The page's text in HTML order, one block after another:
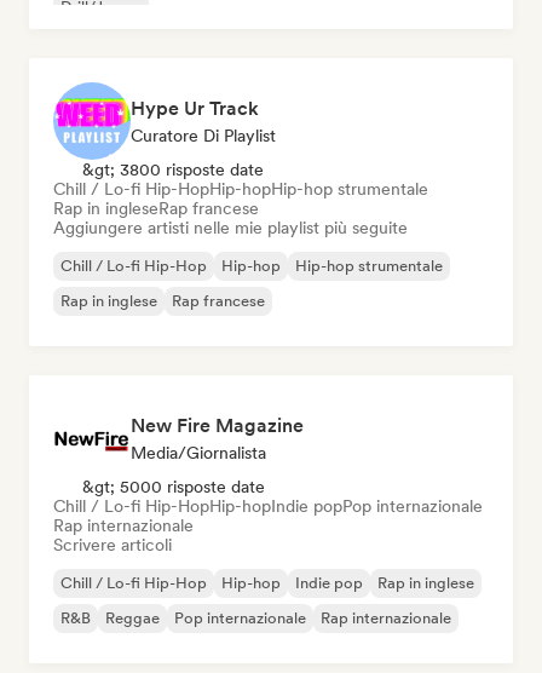
Drill/Jersey
Hype Ur Track
Curatore Di Playlist
&gt; 3800 risposte date
Chill / Lo-fi Hip-HopHip-hopHip-hop strumentale
Rap in ingleseRap francese
Aggiungere artisti nelle mie playlist più seguite
Chill / Lo-fi Hip-Hop Hip-hop
Hip-hop strumentale
Rap in inglese
Rap francese
New Fire Magazine
Media/Giornalista
&gt; 5000 risposte date
Chill / Lo-fi Hip-HopHip-hopIndie popPop internazionale
Rap internazionale
Scrivere articoli
Chill / Lo-fi Hip-Hop Hip-hop Indie pop
Rap in inglese
R&B
Reggae Pop internazionale Rap internazionale